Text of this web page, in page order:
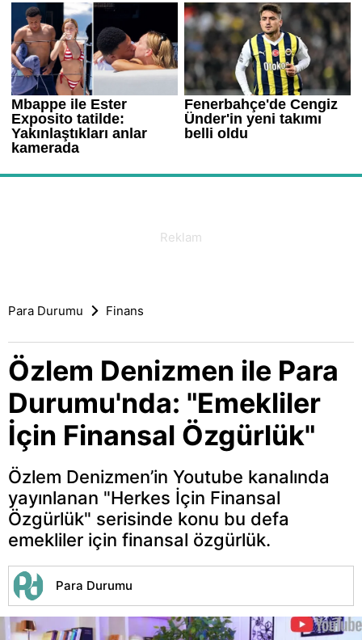
Para Durumu Finans
Özlem Denizmen ile Para
Durumu'nda: "Emekliler
İçin Finansal Özgürlük"
Özlem Denizmen’in Youtube kanalında
yayınlanan "Herkes İçin Finansal
Özgürlük" serisinde konu bu defa
emekliler için finansal özgürlük.
Para Durumu